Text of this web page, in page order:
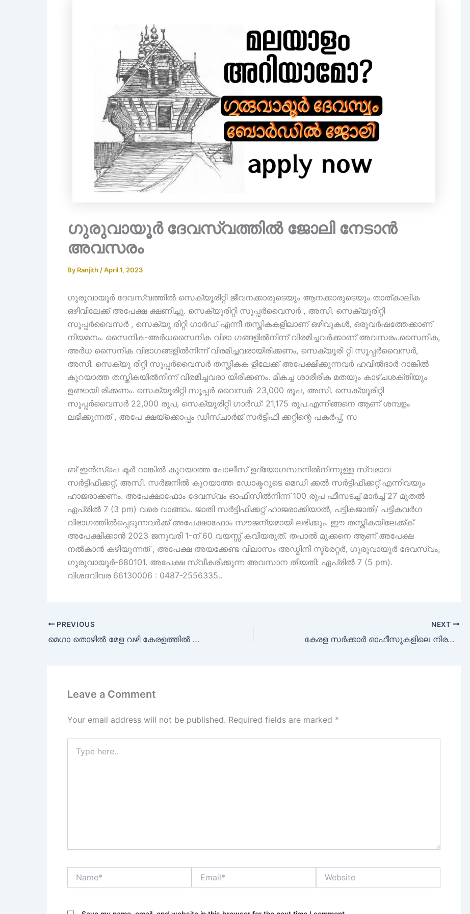
ഗുരുവായൂർ ദേവസ്വത്തിൽ ജോലി നേടാൻ
അവസരം
By Ranjith /April 1, 2023
ഗുരുവായൂർ ദേവസ്വത്തിൽ സെക്യൂരിറ്റി ജീവനക്കാരുടെയും ആനക്കാരുടെയും താത്കാലിക
ഒഴിവിലേക്ക് അപേക്ഷ ക്ഷണിച്ചു. സെക്യൂരിറ്റി സൂപ്പർവൈസർ , അസി. സെക്യൂരിറ്റി
സൂപ്പർവൈസർ , സെക്യു രിറ്റി ഗാർഡ് എന്നീ തസ്തികകളിലാണ് ഒഴിവുകൾ, ഒരുവർഷത്തേക്കാണ്
നിയമനം. സൈനിക-അർധസൈനിക വിഭാ ഗങ്ങളിൽനിന്ന് വിരമിച്ചവർക്കാണ് അവസരം.സൈനിക,
അർധ സൈനിക വിഭാഗങ്ങളിൽനിന്ന് വിരമിച്ചവരായിരിക്കണം, സെക്യൂരി റ്റി സൂപ്പർവൈസർ,
അസി. സെക്യൂ രിറ്റി സൂപ്പർവൈസർ തസ്തികക ളിലേക്ക് അപേക്ഷിക്കുന്നവർ ഹവിൽദാർ റാങ്കിൽ
കുറയാത്ത തസ്തികയിൽനിന്ന് വിരമിച്ചവരാ യിരിക്കണം. മികച്ച ശാരീരിക മതയും കാഴ്ചശക്തിയും
ഉണ്ടായി രിക്കണം. സെക്യൂരിറ്റി സൂപ്പർ വൈസർ: 23,000 രൂപ, അസി. സെക്യൂരിറ്റി
സൂപ്പർവൈസർ 22,000 രൂപ, സെക്യൂരിറ്റി ഗാർഡ്: 21,175 രൂപ.എന്നിങ്ങനെ ആണ് ശമ്പളം
ലഭിക്കുന്നത് , അപേ ക്ഷയ്ക്കൊപ്പം ഡിസ്ചാർജ് സർട്ടിഫി ക്കറ്റിന്റെ പകർപ്പ്, സ
ബ് ഇൻസ്പെ ക്ടർ റാങ്കിൽ കുറയാത്ത പോലീസ് ഉദ്യോഗസ്ഥനിൽനിന്നുള്ള സ്വഭാവ
സർട്ടിഫിക്കറ്റ്, അസി. സർജനിൽ കുറയാത്ത ഡോക്ടറുടെ മെഡി ക്കൽ സർട്ടിഫിക്കറ്റ് എന്നിവയും
ഹാജരാക്കണം. അപേക്ഷാഫോം ദേവസ്വം ഓഫീസിൽനിന്ന് 100 രൂപ ഫീസടച്ച് മാർച്ച് 27 മുതൽ
ഏപ്രിൽ 7 (3 pm) വരെ വാങ്ങാം. ജാതി സർട്ടിഫിക്കറ്റ് ഹാജരാക്കിയാൽ, പട്ടികജാതി/ പട്ടികവർഗ
വിഭാഗത്തിൽപ്പെടുന്നവർക്ക് അപേക്ഷാഫോം സൗജന്യമായി ലഭിക്കും. ഈ തസ്തികയിലേക്ക്ക്
അപേക്ഷിക്കാൻ 2023 ജനുവരി 1-ന് 60 വയസ്സ് കവിയരുത്. തപാൽ മൂക്കനെ ആണ് അപേക്ഷ
നൽകാൻ കഴിയുന്നത് , അപേക്ഷ അയക്കേണ്ട വിലാസം അഡ്മിനി സ്ട്രേറ്റർ, ഗുരുവായൂർ ദേവസ്വം,
ഗുരുവായൂർ-680101. അപേക്ഷ സ്വീകരിക്കുന്ന അവസാന തീയതി: ഏപ്രിൽ 7 (5 pm).
വിശദവിവര 66130006 : 0487-2556335..
PREVIOUS
മെഗാ തൊഴിൽ മേള വഴി കേരളത്തിൽ ജോലി നേടാം
NEXT
കേരള സർക്കാർ ഓഫീസുകളിലെ നിരവധി ജോലി ഒഴിവുകൾ
Leave a Comment
Your email address will not be published. Required fields are marked *
here..